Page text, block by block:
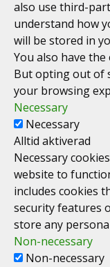
also use third-
understand how
will be stored in
You also have
But opting out of
your browsing
Necessary
Necessary
Alltid aktiverad
Necessary
website to
includes cookies
security features
store any
Non-necessary
Non-necessary